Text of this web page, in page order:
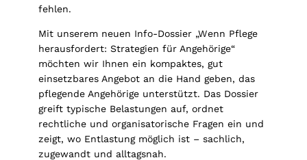
fehlen.
Mit unserem neuen Info-Dossier „Wenn Pflege
herausfordert: Strategien für Angehörige“
möchten wir Ihnen ein kompaktes, gut
einsetzbares Angebot an die Hand geben, das
pflegende Angehörige unterstützt. Das Dossier
greift typische Belastungen auf, ordnet
rechtliche und organisatorische Fragen ein und
zeigt, wo Entlastung möglich ist – sachlich,
zugewandt und alltagsnah.